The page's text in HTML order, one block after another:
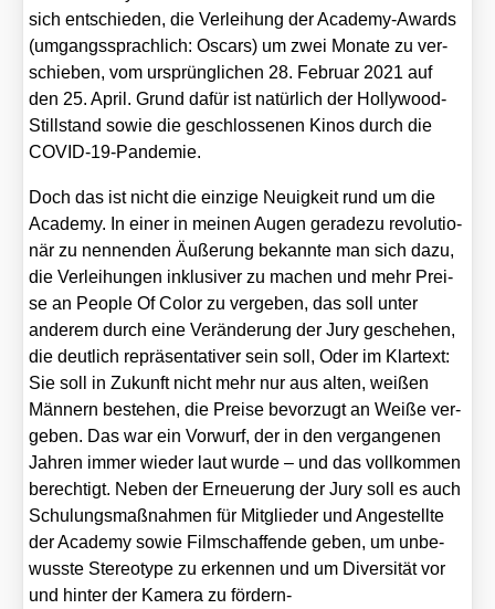
sich ent­schie­den, die Ver­lei­hung der Aca­de­my-Awards
(umgangs­sprach­lich: Oscars) um zwei Mona­te zu ver­
schie­ben, vom ursprüng­li­chen 28. Febru­ar 2021 auf
den 25. April. Grund dafür ist natür­lich der Hol­ly­wood-
Still­stand sowie die geschlos­se­nen Kinos durch die
COVID-19-Pan­de­mie.
Doch das ist nicht die ein­zi­ge Neu­ig­keit rund um die
Aca­de­my. In einer in mei­nen Augen gera­de­zu revo­lu­tio­
när zu nen­nen­den Äuße­rung bekann­te man sich dazu,
die Ver­lei­hun­gen inklu­si­ver zu machen und mehr Prei­
se an Peo­p­le Of Color zu ver­ge­ben, das soll unter
ande­rem durch eine Ver­än­de­rung der Jury gesche­hen,
die deut­lich reprä­sen­ta­ti­ver sein soll, Oder im Klar­text:
Sie soll in Zukunft nicht mehr nur aus alten, wei­ßen
Män­nern bestehen, die Prei­se bevor­zugt an Wei­ße ver­
ge­ben. Das war ein Vor­wurf, der in den ver­gan­ge­nen
Jah­ren immer wie­der laut wur­de – und das voll­kom­men
berech­tigt. Neben der Erneue­rung der Jury soll es auch
Schu­lungs­maß­nah­men für Mit­glie­der und Ange­stell­te
der Aca­de­my sowie Film­schaf­fen­de geben, um unbe­
wuss­te Ste­reo­ty­pe zu erken­nen und um Diver­si­tät vor
und hin­ter der Kame­ra zu för­dern-